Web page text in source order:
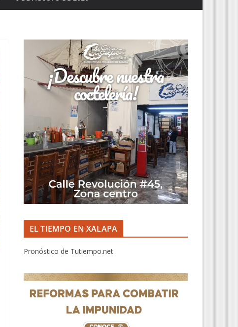
EL TIEMPO EN XALAPA
Pronóstico de Tutiempo.net